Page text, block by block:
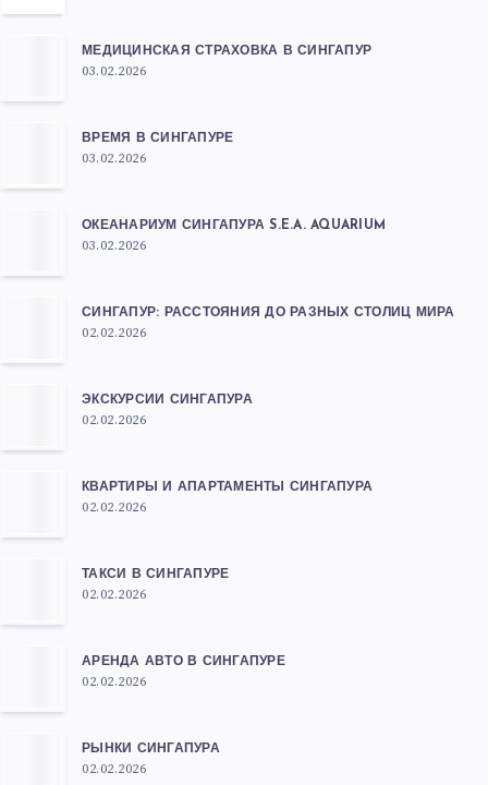
МЕДИЦИНСКАЯ СТРАХОВКА В СИНГАПУР
03.02.2026
ВРЕМЯ В СИНГАПУРЕ
03.02.2026
ОКЕАНАРИУМ СИНГАПУРА S.E.A. AQUARIUM
03.02.2026
СИНГАПУР: РАССТОЯНИЯ ДО РАЗНЫХ СТОЛИЦ МИРА
02.02.2026
ЭКСКУРСИИ СИНГАПУРА
02.02.2026
КВАРТИРЫ И АПАРТАМЕНТЫ СИНГАПУРА
02.02.2026
ТАКСИ В СИНГАПУРЕ
02.02.2026
АРЕНДА АВТО В СИНГАПУРЕ
02.02.2026
РЫНКИ СИНГАПУРА
02.02.2026